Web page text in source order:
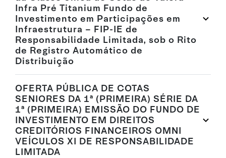
Infra Pré Titanium Fundo de
Investimento em Participações em
Infraestrutura – FIP-IE de
Responsabilidade Limitada, sob o Rito
de Registro Automático de
Distribuição
OFERTA PÚBLICA DE COTAS
SENIORES DA 1ª (PRIMEIRA) SÉRIE DA
1ª (PRIMEIRA) EMISSÃO DO FUNDO DE
INVESTIMENTO EM DIREITOS
CREDITÓRIOS FINANCEIROS OMNI
VEÍCULOS XI DE RESPONSABILIDADE
LIMITADA